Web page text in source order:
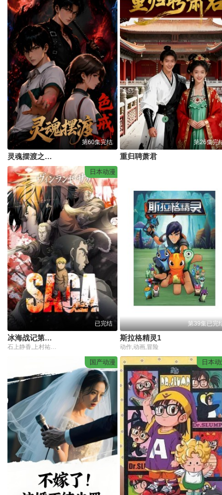
第60集完结
灵魂摆渡之色戒
第26集完
重归聘萧君
日本动漫
已完结
冰海战记第一季
第39集已完
斯拉格精灵1
动作,动画,冒险
国产动漫 日本